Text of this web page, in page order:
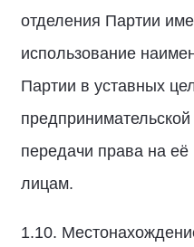
отделения Партии
использование
Партии в уставных
передачи права на её
лицам.
1.10.